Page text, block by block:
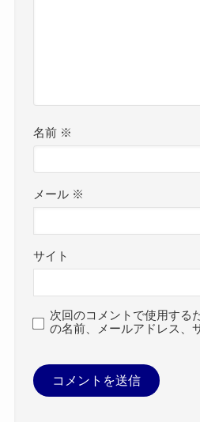
名前 ※
メール ※
サイト
次回のコメントで使用する
の名前、メールアドレス、